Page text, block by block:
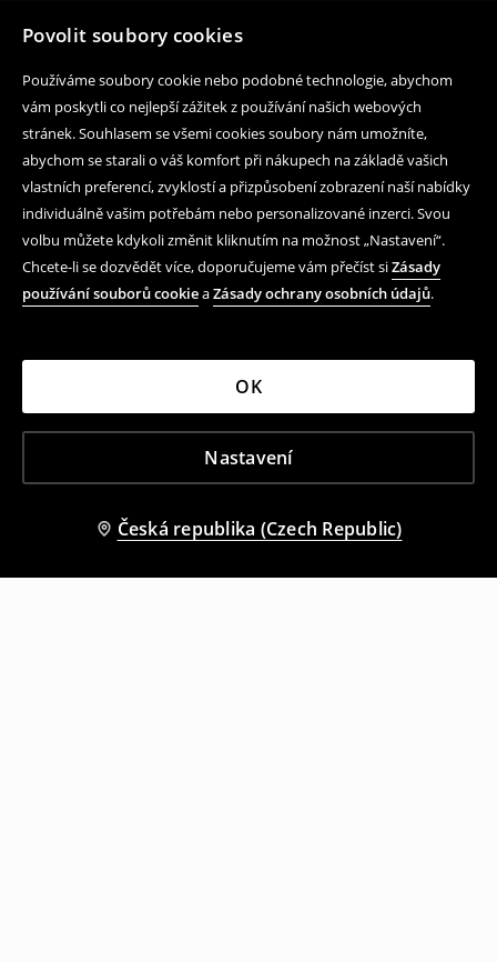
Povolit soubory cookies
Používáme soubory cookie nebo podobné technologie, abychom
vám poskytli co nejlepší zážitek z používání našich webových
stránek. Souhlasem se všemi cookies soubory nám umožníte,
abychom se starali o váš komfort při nákupech na základě vašich
vlastních preferencí, zvyklostí a přizpůsobení zobrazení naší nabídky
individuálně vašim potřebám nebo personalizované inzerci. Svou
volbu můžete kdykoli změnit kliknutím na možnost „Nastavení“.
Chcete-li se dozvědět více, doporučujeme vám přečíst siZásady
používání souborů cookieaZásady ochrany osobních údajů.
Nastavení
OK
Česká republika (Czech Republic)